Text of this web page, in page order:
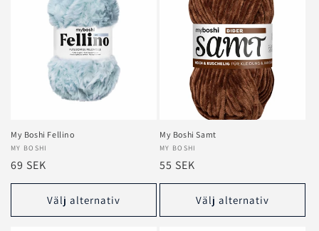
r
i
e
:
My Boshi Fellino
Säljare:
MY BOSHI
Ordinarie
pris
69 SEK
Välj alternativ
My Boshi Samt
Säljare:
MY BOSHI
Ordinarie
pris
55 SEK
Välj alternativ